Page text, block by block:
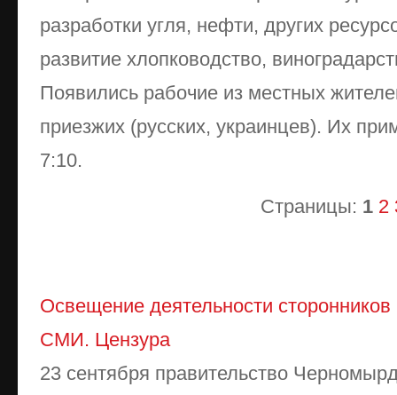
разработки угля, нефти, других
развитие хлопководство,
Появились рабочие из местных
приезжих (русских, украинцев). Их
7:10.
Страницы: 1 2
Освещение деятельности
СМИ. Цензура
23 сентября правительство